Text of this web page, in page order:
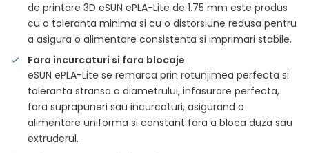
de printare 3D eSUN ePLA-Lite de 1.75 mm este produs
cu o toleranta minima si cu o distorsiune redusa pentru
a asigura o alimentare consistenta si imprimari stabile.
Fara incurcaturi si fara blocaje
eSUN ePLA-Lite se remarca prin rotunjimea perfecta si
toleranta stransa a diametrului, infasurare perfecta,
fara suprapuneri sau incurcaturi, asigurand o
alimentare uniforma si constant fara a bloca duza sau
extruderul.